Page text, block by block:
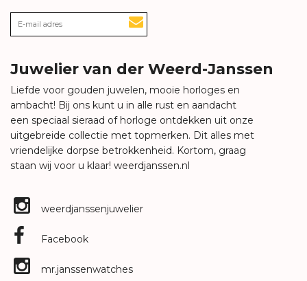
Juwelier van der Weerd-Janssen
Liefde voor gouden juwelen, mooie horloges en
ambacht! Bij ons kunt u in alle rust en aandacht
een speciaal sieraad of horloge ontdekken uit onze
uitgebreide collectie met topmerken. Dit alles met
vriendelijke dorpse betrokkenheid. Kortom, graag
staan wij voor u klaar! weerdjanssen.nl
weerdjanssenjuwelier
Facebook
mr.janssenwatches